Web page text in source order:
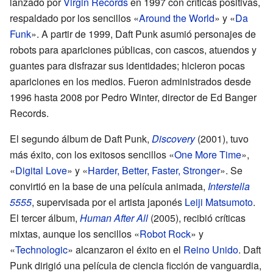
respaldado por los sencillos «Around the World» y «Da
Funk». A partir de 1999, Daft Punk asumió personajes de
robots para apariciones públicas, con cascos, atuendos y
guantes para disfrazar sus identidades; hicieron pocas
apariciones en los medios. Fueron administrados desde
1996 hasta 2008 por Pedro Winter, director de Ed Banger
Records.
El segundo álbum de Daft Punk, Discovery(2001), tuvo
más éxito, con los exitosos sencillos «One More Time»,
«Digital Love» y «Harder, Better, Faster, Stronger». Se
convirtió en la base de una película animada, Interstella
5555, supervisada por el artista japonés Leiji Matsumoto.
El tercer álbum, Human After All (2005), recibió críticas
mixtas, aunque los sencillos «Robot Rock» y
«Technologic» alcanzaron el éxito en el Reino Unido. Daft
Punk dirigió una película de ciencia ficción de vanguardia,